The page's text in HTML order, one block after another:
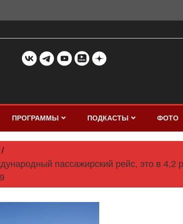
ПРОГРАММЫ ПОДКАСТЫ ФОТО
пассажирский рейс, это в